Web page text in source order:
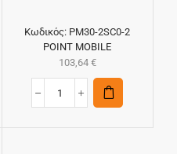
Κωδικός: PM30-2SC0-2
POINT MOBILE
103,64 €